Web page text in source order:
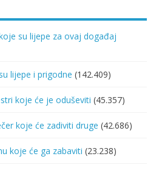
su lijepe za ovaj događaj
lijepe i prigodne (142.409)
koje će je oduševiti (45.357)
koje će zadiviti druge (42.686)
koje će ga zabaviti (23.238)